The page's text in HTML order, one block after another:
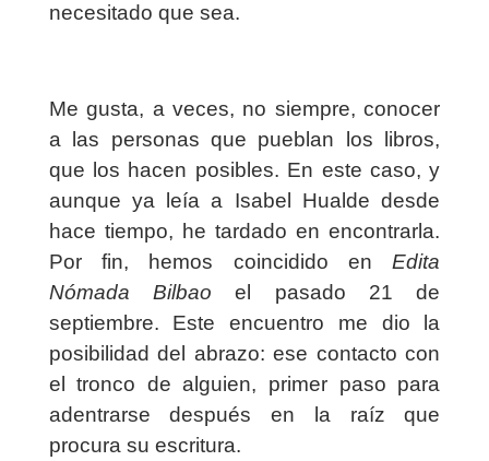
necesitado que sea.
Me gusta, a veces, no siempre, conocer
a las personas que pueblan los libros,
que los hacen posibles. En este caso, y
aunque ya leía a Isabel Hualde desde
hace tiempo, he tardado en encontrarla.
Por fin, hemos coincidido enEdita
Nómada Bilbao el pasado 21 de
septiembre. Este encuentro me dio la
posibilidad del abrazo: ese contacto con
el tronco de alguien, primer paso para
adentrarse después en la raíz que
procura su escritura.